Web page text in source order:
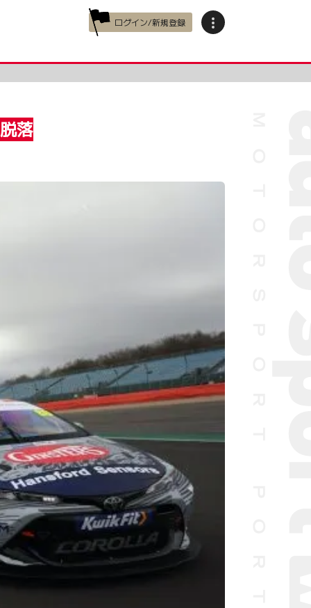
ログイン/新規登録
落